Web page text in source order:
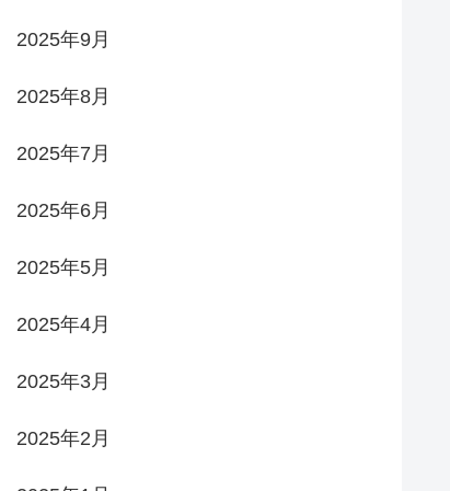
2025年9月
2025年8月
2025年7月
2025年6月
2025年5月
2025年4月
2025年3月
2025年2月